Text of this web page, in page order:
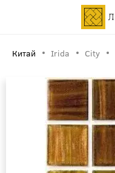
Китай Irida City